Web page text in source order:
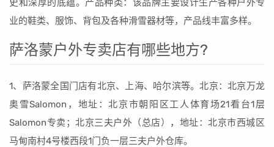
史和深厚的底蕴。产品种类：该品牌主要设计生产各种户外专
业的鞋类、服饰、背包及各种滑雪器材等，产品线丰富多样。
萨洛蒙户外专卖店有哪些地方?
1、萨洛蒙全国门店有北京、上海、哈尔滨等。北京：北京万龙
奥雪Salomon，地址：北京市朝阳区工人体育场21看台1层
Salomon专卖；北京三夫户外（总店），地址：北京市西城区
马甸南村4号楼西段1门负一层三夫户外仓库。